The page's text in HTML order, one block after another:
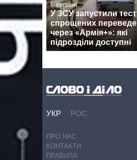
6 серпня
У ЗСУ запустили
спрощених
через «Армія+»: які
підрозділи доступні
УКР РОС
ПРО НАС
КОНТАКТИ
ПРАВИЛА